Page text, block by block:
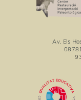
Av. Els